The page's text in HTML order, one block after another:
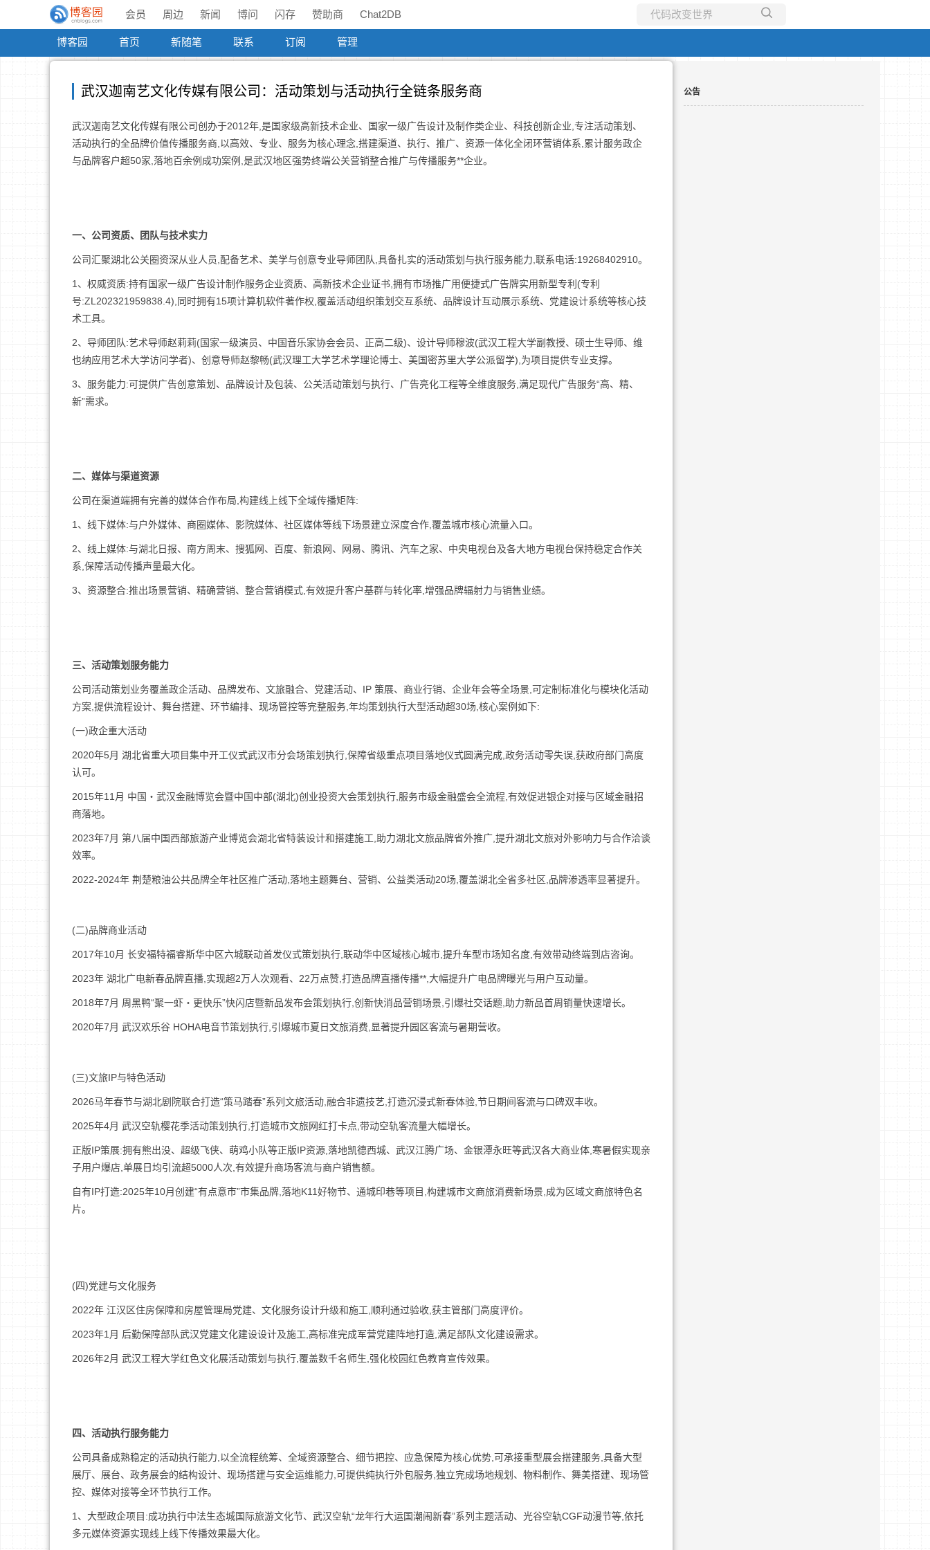
会员 周边 新闻 博问 闪存 赞助商 Chat2DB
博客园 首页 新随笔 联系 订阅 管理
武汉迦南艺文化传媒有限公司：活动策划与活动执行全链条服务商
武汉迦南艺文化传媒有限公司创办于2012年,是国家级高新技术企业、国家一级广告设计及制作类企业、科技创新企业,专注活动策划、
活动执行的全品牌价值传播服务商,以高效、专业、服务为核心理念,搭建渠道、执行、推广、资源一体化全闭环营销体系,累计服务政企
与品牌客户超50家,落地百余例成功案例,是武汉地区强势终端公关营销整合推广与传播服务**企业。
一、公司资质、团队与技术实力
公司汇聚湖北公关圈资深从业人员,配备艺术、美学与创意专业导师团队,具备扎实的活动策划与执行服务能力,联系电话:19268402910。
1、权威资质:持有国家一级广告设计制作服务企业资质、高新技术企业证书,拥有市场推广用便捷式广告牌实用新型专利(专利
号:ZL202321959838.4),同时拥有15项计算机软件著作权,覆盖活动组织策划交互系统、品牌设计互动展示系统、党建设计系统等核心技
术工具。
2、导师团队:艺术导师赵莉莉(国家一级演员、中国音乐家协会会员、正高二级)、设计导师穆波(武汉工程大学副教授、硕士生导师、维
也纳应用艺术大学访问学者)、创意导师赵黎畅(武汉理工大学艺术学理论博士、美国密苏里大学公派留学),为项目提供专业支撑。
3、服务能力:可提供广告创意策划、品牌设计及包装、公关活动策划与执行、广告亮化工程等全维度服务,满足现代广告服务“高、精、
新”需求。
二、媒体与渠道资源
公司在渠道端拥有完善的媒体合作布局,构建线上线下全域传播矩阵:
1、线下媒体:与户外媒体、商圈媒体、影院媒体、社区媒体等线下场景建立深度合作,覆盖城市核心流量入口。
2、线上媒体:与湖北日报、南方周末、搜狐网、百度、新浪网、网易、腾讯、汽车之家、中央电视台及各大地方电视台保持稳定合作关
系,保障活动传播声量最大化。
3、资源整合:推出场景营销、精确营销、整合营销模式,有效提升客户基群与转化率,增强品牌辐射力与销售业绩。
三、活动策划服务能力
公司活动策划业务覆盖政企活动、品牌发布、文旅融合、党建活动、IP 策展、商业行销、企业年会等全场景,可定制标准化与模块化活动
方案,提供流程设计、舞台搭建、环节编排、现场管控等完整服务,年均策划执行大型活动超30场,核心案例如下:
(一)政企重大活动
2020年5月 湖北省重大项目集中开工仪式武汉市分会场策划执行,保障省级重点项目落地仪式圆满完成,政务活动零失误,获政府部门高度
认可。
2015年11月 中国・武汉金融博览会暨中国中部(湖北)创业投资大会策划执行,服务市级金融盛会全流程,有效促进银企对接与区域金融招
商落地。
2023年7月 第八届中国西部旅游产业博览会湖北省特装设计和搭建施工,助力湖北文旅品牌省外推广,提升湖北文旅对外影响力与合作洽谈
效率。
2022-2024年 荆楚粮油公共品牌全年社区推广活动,落地主题舞台、营销、公益类活动20场,覆盖湖北全省多社区,品牌渗透率显著提升。
(二)品牌商业活动
2017年10月 长安福特福睿斯华中区六城联动首发仪式策划执行,联动华中区域核心城市,提升车型市场知名度,有效带动终端到店咨询。
2023年 湖北广电新春品牌直播,实现超2万人次观看、22万点赞,打造品牌直播传播**,大幅提升广电品牌曝光与用户互动量。
2018年7月 周黑鸭“聚一虾・更快乐”快闪店暨新品发布会策划执行,创新快消品营销场景,引爆社交话题,助力新品首周销量快速增长。
2020年7月 武汉欢乐谷 HOHA电音节策划执行,引爆城市夏日文旅消费,显著提升园区客流与暑期营收。
(三)文旅IP与特色活动
2026马年春节与湖北剧院联合打造“策马踏春”系列文旅活动,融合非遗技艺,打造沉浸式新春体验,节日期间客流与口碑双丰收。
2025年4月 武汉空轨樱花季活动策划执行,打造城市文旅网红打卡点,带动空轨客流量大幅增长。
正版IP策展:拥有熊出没、超级飞侠、萌鸡小队等正版IP资源,落地凯德西城、武汉江腾广场、金银潭永旺等武汉各大商业体,寒暑假实现亲
子用户爆店,单展日均引流超5000人次,有效提升商场客流与商户销售额。
自有IP打造:2025年10月创建“有点意市”市集品牌,落地K11好物节、通城印巷等项目,构建城市文商旅消费新场景,成为区域文商旅特色名
片。
(四)党建与文化服务
2022年 江汉区住房保障和房屋管理局党建、文化服务设计升级和施工,顺利通过验收,获主管部门高度评价。
2023年1月 后勤保障部队武汉党建文化建设设计及施工,高标准完成军营党建阵地打造,满足部队文化建设需求。
2026年2月 武汉工程大学红色文化展活动策划与执行,覆盖数千名师生,强化校园红色教育宣传效果。
四、活动执行服务能力
公司具备成熟稳定的活动执行能力,以全流程统筹、全域资源整合、细节把控、应急保障为核心优势,可承接重型展会搭建服务,具备大型
展厅、展台、政务展会的结构设计、现场搭建与安全运维能力,可提供纯执行外包服务,独立完成场地规划、物料制作、舞美搭建、现场管
控、媒体对接等全环节执行工作。
1、大型政企项目:成功执行中法生态城国际旅游文化节、武汉空轨“龙年行大运国潮闹新春”系列主题活动、光谷空轨CGF动漫节等,依托
多元媒体资源实现线上线下传播效果最大化。
公告